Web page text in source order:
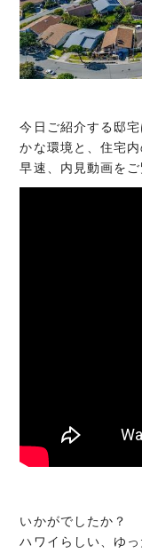
今日ご紹介する邸
かな環境と、住宅
早速、内見動画をご
いかがでしたか？
ハワイらしい、ゆ